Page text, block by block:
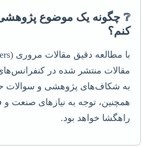
❔ چگونه یک موضوع پژوهشی
کنم؟
مقالات منتشر شده در کنفرانس‌های
به شکاف‌های پژوهشی و سوالات
همچنین، توجه به نیازهای صنعت و
راهگشا خواهد بود.